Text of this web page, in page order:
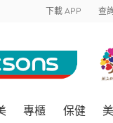
下載 APP 查
專櫃 保健